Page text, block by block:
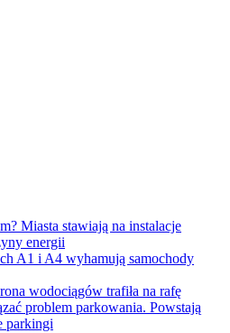
Miasta stawiają na instalacje
energii
A1 i A4 wyhamują samochody
wodociągów trafiła na rafę
problem parkowania. Powstają
parkingi